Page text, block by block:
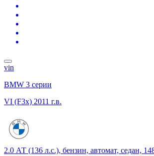
vin
BMW 3 серии
VI (F3x) 2011 г.в.
2.0 АТ (136 л.с.), бензин, автомат, седан,